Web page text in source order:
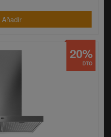
Añadir
DTO
20%